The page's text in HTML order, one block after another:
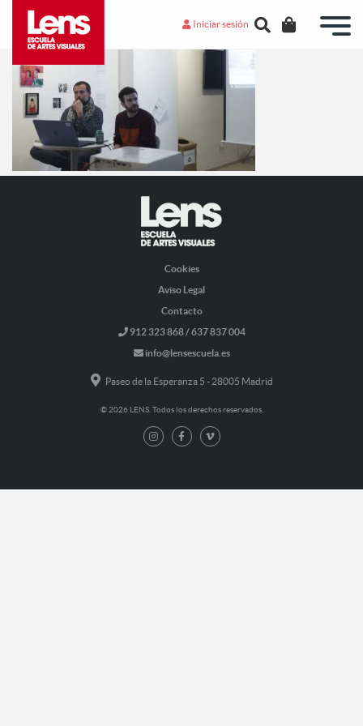
Iniciar sesión
Cookies
Aviso Legal
Contacto
912 323 868 / 637 837 004
info@lensescuela.es
Paseo de la Esperanza 5 - 28005 Madrid
© 2026 LENS. Todos los derechos reservados.